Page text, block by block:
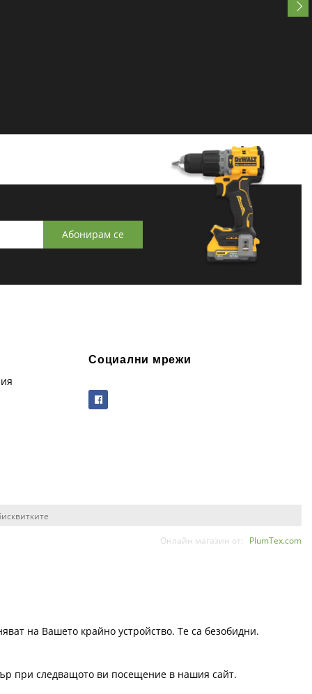
Абонирам се
Социални мрежи
Онлайн магазин от: PlumTex.com
на Вашето крайно устройство. Те са безобидни.
при следващото ви посещение в нашия сайт.